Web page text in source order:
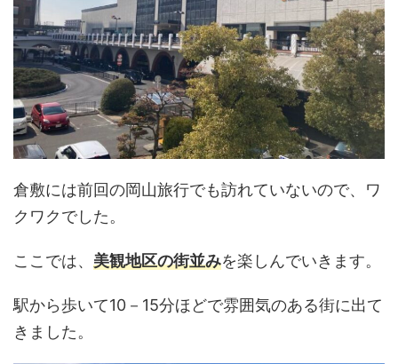
倉敷には前回の岡山旅行でも訪れていないので、ワ
クワクでした。
ここでは、 美観地区の街並みを楽しんでいきます。
駅から歩いて10－15分ほどで雰囲気のある街に出て
きました。